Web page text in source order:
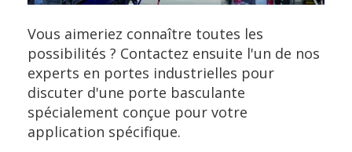
Vous aimeriez connaître toutes les
possibilités ? Contactez ensuite l'un de nos
experts en portes industrielles pour
discuter d'une porte basculante
spécialement conçue pour votre
application spécifique.